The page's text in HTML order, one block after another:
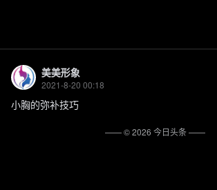
美美形象
2021-8-20 00:18
小胸的弥补技巧
—— ©2026 今日头条——